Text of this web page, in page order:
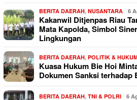
BERITA DAERAH, NUSANTARA 6
Kakanwil Ditjenpas Riau
Mata Kapolda, Simbol
Lingkungan
BERITA DAERAH, POLITIK &
Kuasa Hukum Bie Hoi
Dokumen Sanksi terhadap
BERITA DAERAH, TNI & POLRI 6